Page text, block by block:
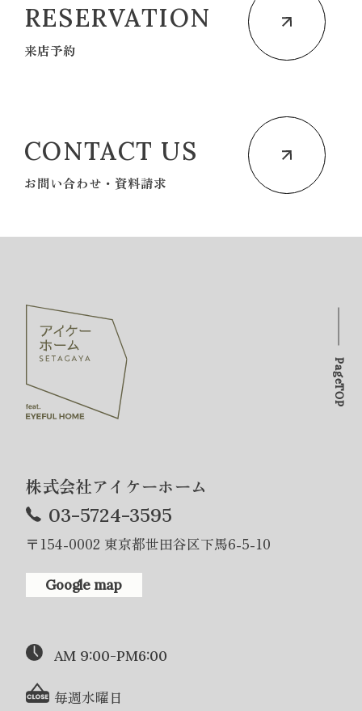
RESERVATION
来店予約
CONTACT US
お問い合わせ・資料請求
株式会社アイケーホーム
03-5724-3595
〒154-0002 東京都世田谷区下馬6-5-10
Google map
AM 9:00-PM6:00
毎週水曜日
PageTOP